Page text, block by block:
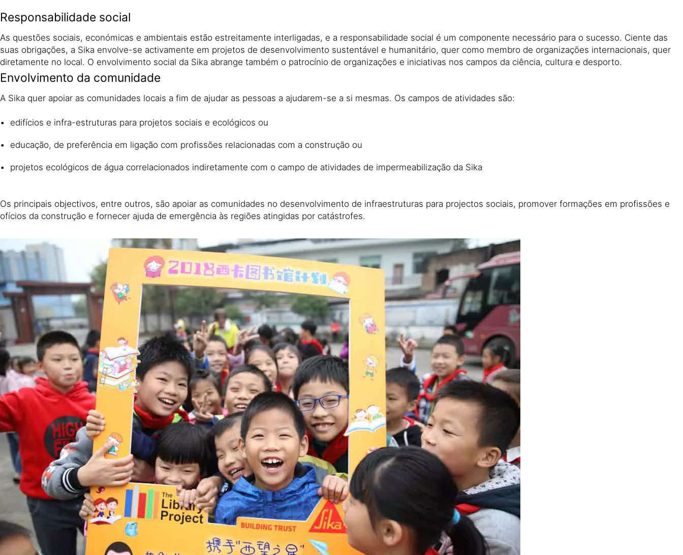
Responsabilidade social
As questões sociais, económicas e ambientais estão estreitamente interligadas, e a responsabilidade social é um componente necessário para o sucesso. Ciente das
suas obrigações, a Sika envolve-se activamente em projetos de desenvolvimento sustentável e humanitário, quer como membro de organizações internacionais, quer
diretamente no local. O envolvimento social da Sika abrange também o patrocínio de organizações e iniciativas nos campos da ciência, cultura e desporto.
Envolvimento da comunidade
A Sika quer apoiar as comunidades locais a fim de ajudar as pessoas a ajudarem-se a si mesmas. Os campos de atividades são:
edifícios e infra-estruturas para projetos sociais e ecológicos ou
educação, de preferência em ligação com profissões relacionadas com a construção ou
projetos ecológicos de água correlacionados indiretamente com o campo de atividades de impermeabilização da Sika
Os principais objectivos, entre outros, são apoiar as comunidades no desenvolvimento de infraestruturas para projectos sociais, promover formações em profissões e
ofícios da construção e fornecer ajuda de emergência às regiões atingidas por catástrofes.